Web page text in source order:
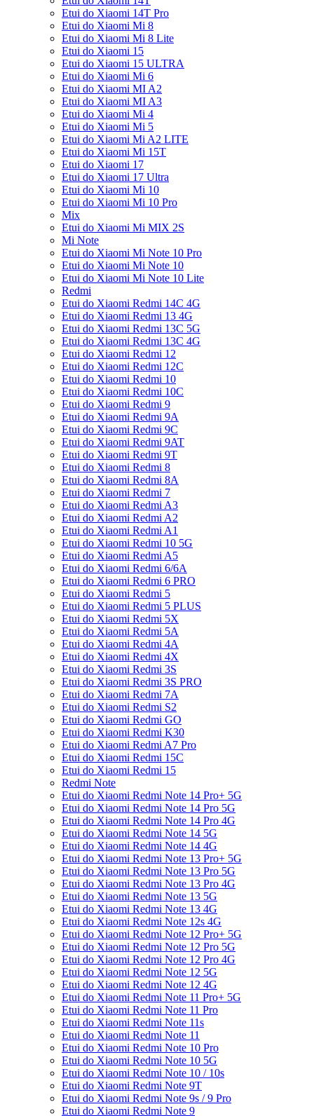
Etui do Xiaomi 14T Pro
Etui do Xiaomi Mi 8
Etui do Xiaomi Mi 8 Lite
Etui do Xiaomi 15
Etui do Xiaomi 15 ULTRA
Etui do Xiaomi Mi 6
Etui do Xiaomi MI A2
Etui do Xiaomi MI A3
Etui do Xiaomi Mi 4
Etui do Xiaomi Mi 5
Etui do Xiaomi Mi A2 LITE
Etui do Xiaomi Mi 15T
Etui do Xiaomi 17
Etui do Xiaomi 17 Ultra
Etui do Xiaomi Mi 10
Etui do Xiaomi Mi 10 Pro
Mix
Etui do Xiaomi Mi MIX 2S
Mi Note
Etui do Xiaomi Mi Note 10 Pro
Etui do Xiaomi Mi Note 10
Etui do Xiaomi Mi Note 10 Lite
Redmi
Etui do Xiaomi Redmi 14C 4G
Etui do Xiaomi Redmi 13 4G
Etui do Xiaomi Redmi 13C 5G
Etui do Xiaomi Redmi 13C 4G
Etui do Xiaomi Redmi 12
Etui do Xiaomi Redmi 12C
Etui do Xiaomi Redmi 10
Etui do Xiaomi Redmi 10C
Etui do Xiaomi Redmi 9
Etui do Xiaomi Redmi 9A
Etui do Xiaomi Redmi 9C
Etui do Xiaomi Redmi 9AT
Etui do Xiaomi Redmi 9T
Etui do Xiaomi Redmi 8
Etui do Xiaomi Redmi 8A
Etui do Xiaomi Redmi 7
Etui do Xiaomi Redmi A3
Etui do Xiaomi Redmi A2
Etui do Xiaomi Redmi A1
Etui do Xiaomi Redmi 10 5G
Etui do Xiaomi Redmi A5
Etui do Xiaomi Redmi 6/6A
Etui do Xiaomi Redmi 6 PRO
Etui do Xiaomi Redmi 5
Etui do Xiaomi Redmi 5 PLUS
Etui do Xiaomi Redmi 5X
Etui do Xiaomi Redmi 5A
Etui do Xiaomi Redmi 4A
Etui do Xiaomi Redmi 4X
Etui do Xiaomi Redmi 3S
Etui do Xiaomi Redmi 3S PRO
Etui do Xiaomi Redmi 7A
Etui do Xiaomi Redmi S2
Etui do Xiaomi Redmi GO
Etui do Xiaomi Redmi K30
Etui do Xiaomi Redmi A7 Pro
Etui do Xiaomi Redmi 15C
Etui do Xiaomi Redmi 15
Redmi Note
Etui do Xiaomi Redmi Note 14 Pro+ 5G
Etui do Xiaomi Redmi Note 14 Pro 5G
Etui do Xiaomi Redmi Note 14 Pro 4G
Etui do Xiaomi Redmi Note 14 5G
Etui do Xiaomi Redmi Note 14 4G
Etui do Xiaomi Redmi Note 13 Pro+ 5G
Etui do Xiaomi Redmi Note 13 Pro 5G
Etui do Xiaomi Redmi Note 13 Pro 4G
Etui do Xiaomi Redmi Note 13 5G
Etui do Xiaomi Redmi Note 13 4G
Etui do Xiaomi Redmi Note 12s 4G
Etui do Xiaomi Redmi Note 12 Pro+ 5G
Etui do Xiaomi Redmi Note 12 Pro 5G
Etui do Xiaomi Redmi Note 12 Pro 4G
Etui do Xiaomi Redmi Note 12 5G
Etui do Xiaomi Redmi Note 12 4G
Etui do Xiaomi Redmi Note 11 Pro+ 5G
Etui do Xiaomi Redmi Note 11 Pro
Etui do Xiaomi Redmi Note 11s
Etui do Xiaomi Redmi Note 11
Etui do Xiaomi Redmi Note 10 Pro
Etui do Xiaomi Redmi Note 10 5G
Etui do Xiaomi Redmi Note 10 / 10s
Etui do Xiaomi Redmi Note 9T
Etui do Xiaomi Redmi Note 9s / 9 Pro
Etui do Xiaomi Redmi Note 9